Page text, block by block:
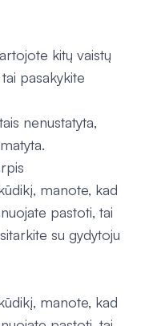
kitų vaistų
pasakykite
nenustatyta,
manote, kad
pastoti, tai
su gydytoju
manote, kad